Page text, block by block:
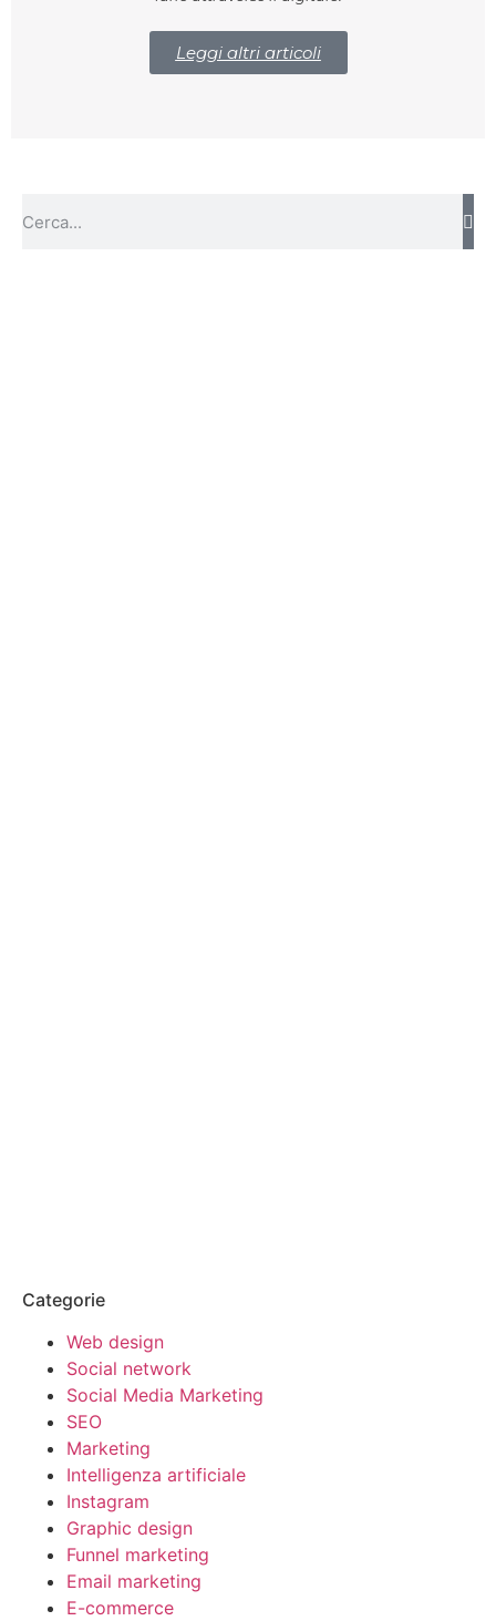
Leggi altri articoli
Categorie
Web design
Social network
Social Media Marketing
SEO
Marketing
Intelligenza artificiale
Instagram
Graphic design
Funnel marketing
Email marketing
E-commerce